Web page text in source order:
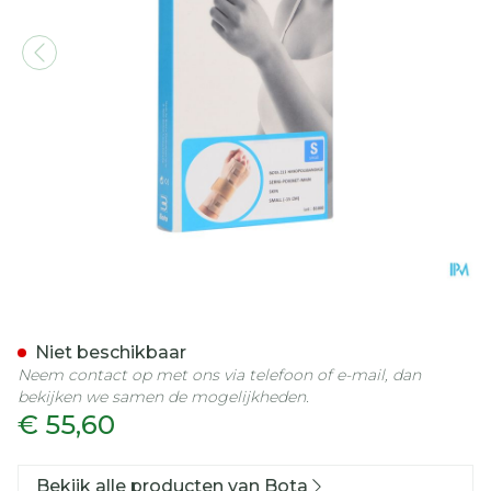
€ 55,60
Niet beschikbaar
Neem contact op met ons via telefoon of e-mail, dan
bekijken we samen de mogelijkheden.
Bekijk alle producten van Bota